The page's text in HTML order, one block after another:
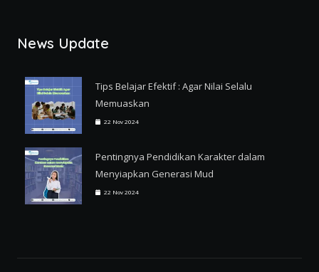
News Update
Tips Belajar Efektif : Agar Nilai Selalu
Memuaskan
22 Nov 2024
Pentingnya Pendidikan Karakter dalam
Menyiapkan Generasi Mud
22 Nov 2024